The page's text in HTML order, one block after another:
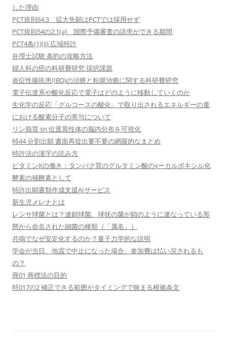
した理由
PCT規則64.3 拡大先願はPCTでは採用せず
PCT規則54の2.1(a) 国際予備審査の請求ができる期間
PCT4条(1)(ii) 広域特許
弁理士試験 条約の攻略方法
婦人科の癌の科研費研究 採択課題
炎症性腸疾患(IBD)の治療と粘膜治癒に関する科研費研究
電子伝達系や酸化反応で電子はどのように移動していくのか
生化学の反応「グルコースの酸化」で取り出されるエネルギーの量
における酸素分子の寄与について
リン脂質 sn 位置異性体の脳内分布を可視化
特44 分割出願 書面再提出要不要の網羅的なまとめ
特許法の漢字の読み方
ビタミンKの働き：タンパク質のグルタミン酸のγーカルボキシル化
酵素の補酵素として
特許出願書類作成支援AIサービス
新生児メレナとは
レンサ球菌とは？連鎖球菌、球状の菌が鎖のように連なっている形
態から命名された細菌の種類（「属名」）
共鳴でなぜ安定化するのか？量子力学的な説明
学会が当日、地震で中止になった場合、参加費は払い戻されるも
の？
商01 商標法の目的
特017の2 補正できる範囲がタイミングで狭まる根拠条文